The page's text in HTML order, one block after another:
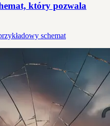
który pozwala
schemat